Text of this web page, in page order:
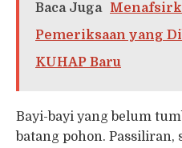
Baca Juga
Pemeriksaan yang
KUHAP Baru
Bayi-bayi yang belum
batang pohon. Passiliran,